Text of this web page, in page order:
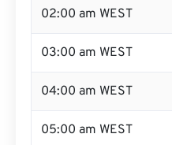
02:00 am WEST
03:00 am WEST
04:00 am WEST
05:00 am WEST